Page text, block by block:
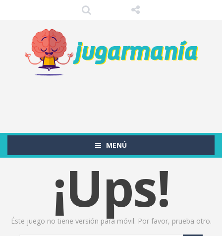
MENÚ
¡Ups!
Éste juego no tiene versión para móvil. Por favor, prueba otro.